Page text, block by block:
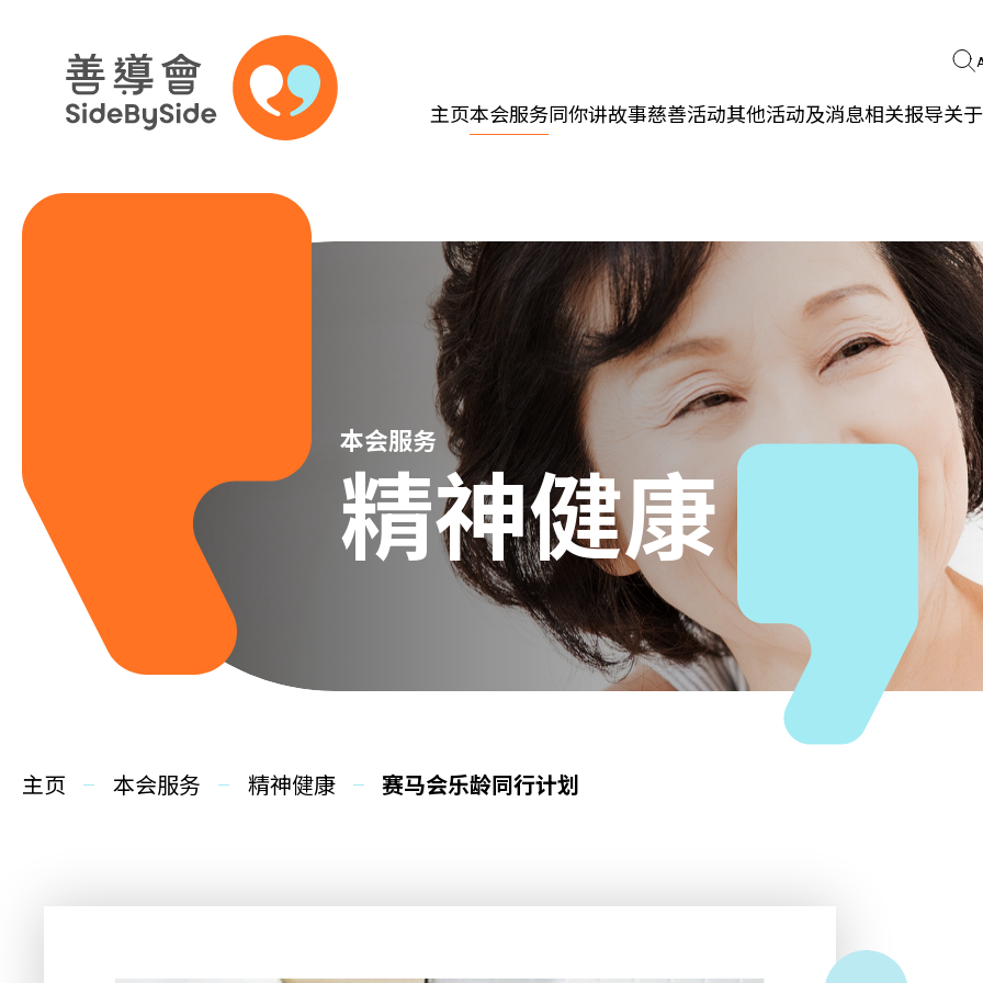
主页本会服务
职能发展
社区教育
多元共融
社区连系
同你讲故事慈善活动其他活动及消息相关报导关
本会服务
精神健康
主页 本会服务 精神健康 赛马会乐龄同行计划